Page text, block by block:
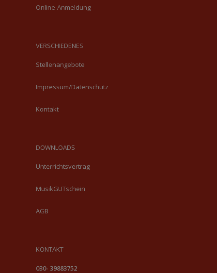
Online-Anmeldung
VERSCHIEDENES
Stellenangebote
Impressum/Datenschutz
Kontakt
DOWNLOADS
Unterrichtsvertrag
MusikGUTschein
AGB
KONTAKT
030- 39883752